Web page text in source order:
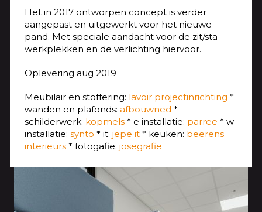
Het in 2017 ontworpen concept is verder
aangepast en uitgewerkt voor het nieuwe
pand. Met speciale aandacht voor de zit/sta
werkplekken en de verlichting hiervoor.
Oplevering aug 2019
Meubilair en stoffering: lavoir projectinrichting *
wanden en plafonds:afbouwned *
schilderwerk: kopmels * e installatie: parree * w
installatie:synto * it:jepe it * keuken: beerens
interieurs * fotogafie:josegrafie